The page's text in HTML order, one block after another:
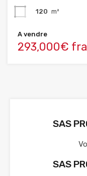
120 m²
A vendre
293,000€
SAS
SAS